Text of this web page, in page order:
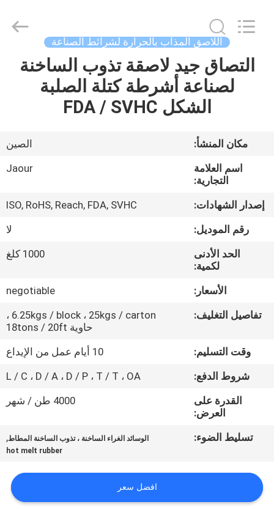
بيت
معلومات
جولة
المصنع
مراقبة
الجودة
اتصل
أخبار
القضايا
عرض
أسعار
Adhesive
Products
اللاصق المذاب بالحرارة لشرائط الصناعة
التصاق جيد لاصقة تذوب الساخنة
لصناعة أشرطة كتلة الصلبة
الشكل FDA / SVHC
مكان المنشأ:
الصين
اسم العلامة
التجارية:
Jaour
إصدار الشهادات:
ISO, RoHS, Reach, FDA, SVHC
رقم الموديل:
لا
الحد الأدنى
لكمية:
1000 كلغ
الأسعار:
negotiable
تفاصيل التغليف:
6.25kgs / block ، 25kgs / carton ،
حاوية 18tons / 20ft
وقت التسليم:
10 أيام عمل من الإيداع
شروط الدفع:
L / C ، D / A ، D / P ، T / T ، OA
القدرة على
العرض:
4000 طن / شهر
تسليط الضوء: الوسائد الغراء الساخنة ، تذوب الساخنة المطاط,
hot melt rubber
افضل سعر